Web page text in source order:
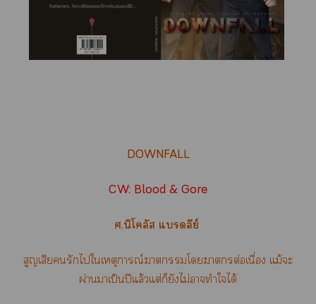
DOWNFALL
CW: Blood & Gore
ศ.นิโคลัส แลีย์
สูญเสียรักไใเหตุการณ์าโาต่อเนื่อง แม้ะ
ผ่านาเป็นปีแล้วแต่ก็ยังไม่าทำใได้